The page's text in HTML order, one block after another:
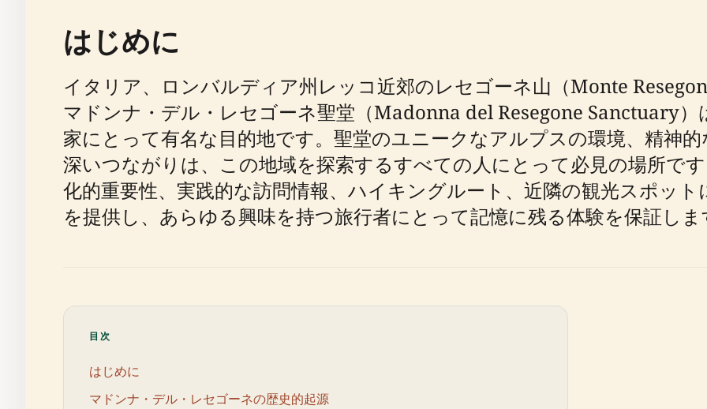
はじめに
イタリア、ロンバルディア州レッコ近郊のレセゴーネ山（Monte
マドンナ・デル・レセゴーネ聖堂（Madonna del Resegone Sanctuary）
家にとって有名な目的地です。聖堂のユニークなアルプスの環境、精神
深いつながりは、この地域を探索するすべての人にとって必見の場所で
化的重要性、実践的な訪問情報、ハイキングルート、近隣の観光スポッ
を提供し、あらゆる興味を持つ旅行者にとって記憶に残る体験を保証しま
目次
はじめに
マドンナ・デル・レセゴーネの歴史的起源